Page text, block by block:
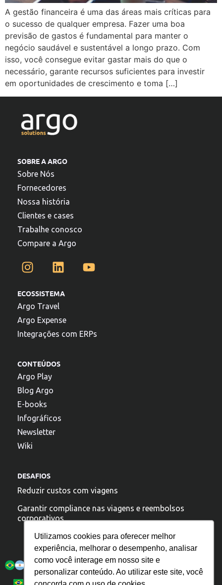
Utilizamos cookies para oferecer melhor
experiência, melhorar o desempenho, analisar
como você interage em nosso site e
personalizar conteúdo. Ao utilizar este site, você
A gestão financeira é uma das áreas mais críticas para
o sucesso de qualquer empresa. Fazer uma boa
previsão de gastos é fundamental para manter o
negócio saudável e sustentável a longo prazo. Com
isso, você consegue evitar gastar mais do que o
necessário, garante recursos suficientes para investir
em oportunidades de crescimento e toma […]
SOBRE A ARGO
Sobre Nós
Fornecedores
Nossa história
Clientes e cases
Trabalhe conosco
Compare a Argo
ECOSSISTEMA
Argo Travel
Argo Expense
Integrações com ERPs
CONTEÚDOS
Argo Play
Blog Argo
E-books
Infográficos
Newsletter
Wiki
DESAFIOS
Reduzir custos com viagens
Garantir compliance nas viagens e reembolsos
corporativos
Português
Español Política de Privacidade